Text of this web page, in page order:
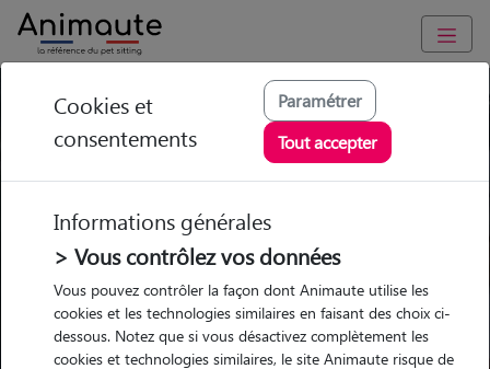
Trouvez votre gardien idéal !
Garde
chez le Pet Sitter
Garde
chez le Pet Sitter Visites
Visites
Cookies et
consentements
Paramétrer
Tout accepter
Informations générales
> Vous contrôlez vos données
Vous pouvez contrôler la façon dont Animaute utilise les
cookies et les technologies similaires en faisant des choix ci-
dessous. Notez que si vous désactivez complètement les
cookies et technologies similaires, le site Animaute risque de